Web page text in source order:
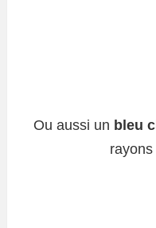
Ou aussi un bleu